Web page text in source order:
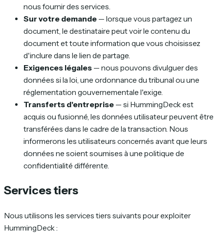
nous fournir des services.
Sur votre demande — lorsque vous partagez un
document, le destinataire peut voir le contenu du
document et toute information que vous choisissez
d'inclure dans le lien de partage.
Exigences légales — nous pouvons divulguer des
données si la loi, une ordonnance du tribunal ou une
réglementation gouvernementale l'exige.
Transferts d'entreprise — si HummingDeck est
acquis ou fusionné, les données utilisateur peuvent être
transférées dans le cadre de la transaction. Nous
informerons les utilisateurs concernés avant que leurs
données ne soient soumises à une politique de
confidentialité différente.
Services tiers
Nous utilisons les services tiers suivants pour exploiter
HummingDeck :